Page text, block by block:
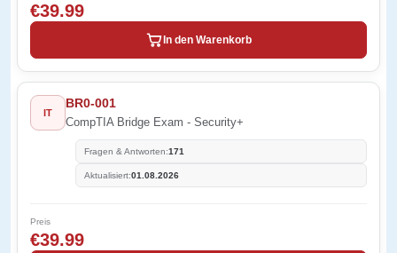
€39.99
In den Warenkorb
IT
BR0-001
CompTIA Bridge Exam - Security+
Fragen & Antworten:171
Aktualisiert:01.08.2026
Preis
€39.99